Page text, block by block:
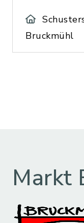
Bruckmühl
Markt